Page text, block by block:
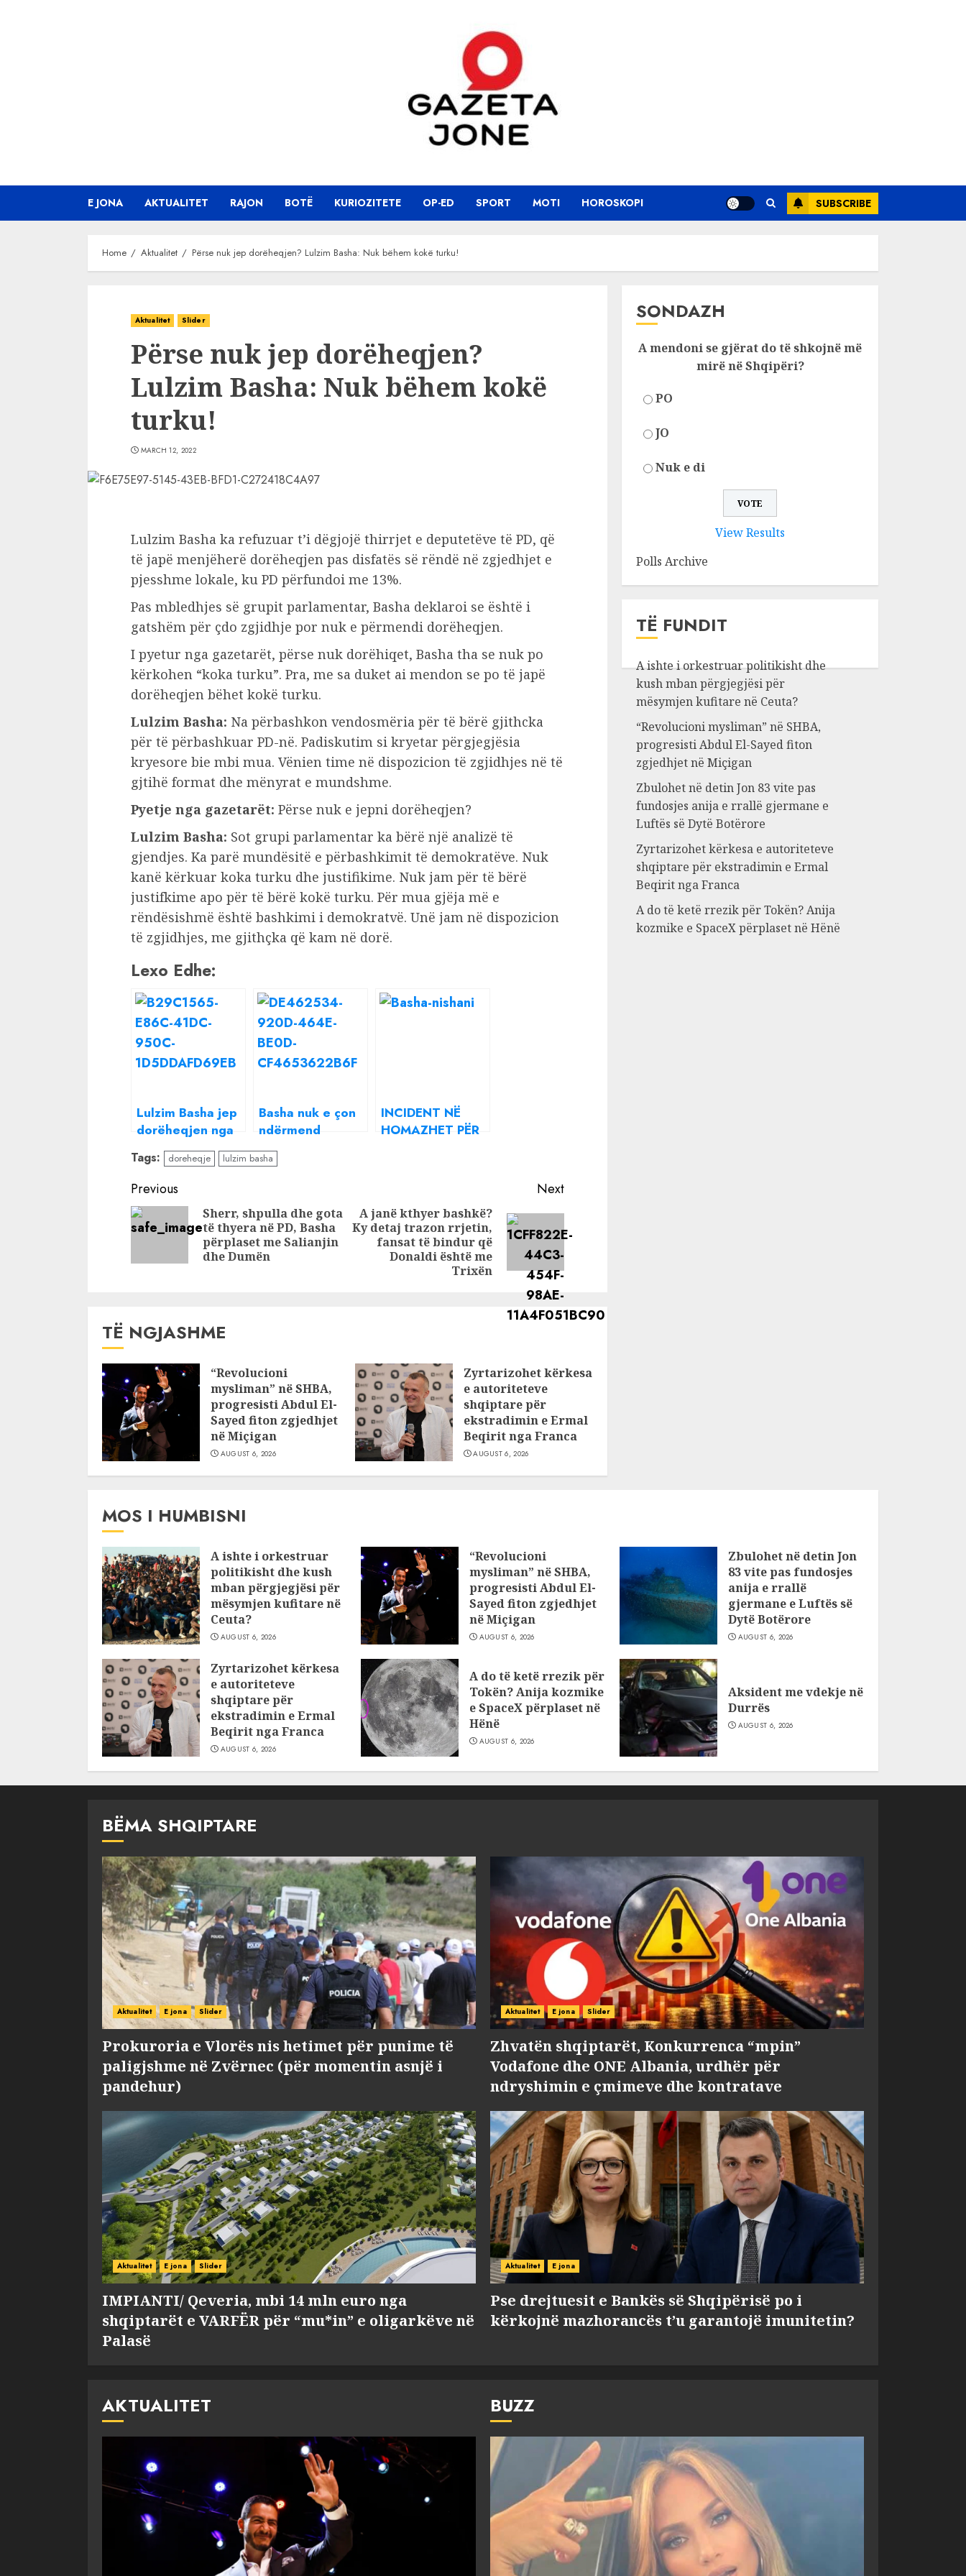
E JONA AKTUALITET RAJON BOTË KURIOZITETE OP-ED SPORT MOTI HOROSKOPI SUBSCRIBE
Home Aktualitet Përse nuk jep dorëheqjen? Lulzim Basha: Nuk bëhem kokë turku!
Aktualitet Slider
Përse nuk jep dorëheqjen?
Lulzim Basha: Nuk bëhem kokë
turku!
MARCH 12, 2022
Lulzim Basha ka refuzuar t’i dëgjojë thirrjet e deputetëve të PD, që
të japë menjëherë dorëheqjen pas disfatës së rëndë në zgjedhjet e
pjesshme lokale, ku PD përfundoi me 13%.
Pas mbledhjes së grupit parlamentar, Basha deklaroi se është i
gatshëm për çdo zgjidhje por nuk e përmendi dorëheqjen.
I pyetur nga gazetarët, përse nuk dorëhiqet, Basha tha se nuk po
kërkohen “koka turku”. Pra, me sa duket ai mendon se po të japë
dorëheqjen bëhet kokë turku.
Lulzim Basha: Na përbashkon vendosmëria për të bërë gjithcka
për të përbashkuar PD-në. Padiskutim si kryetar përgjegjësia
kryesore bie mbi mua. Vënien time në dispozicion të zgjidhjes në të
gjtihë format dhe mënyrat e mundshme.
Pyetje nga gazetarët: Përse nuk e jepni dorëheqjen?
Lulzim Basha: Sot grupi parlamentar ka bërë një analizë të
gjendjes. Ka parë mundësitë e përbashkimit të demokratëve. Nuk
kanë kërkuar koka turku dhe justifikime. Nuk jam për të bërë
justifkime apo për të bërë kokë turku. Për mua gjëja më e
rëndësishmë është bashkimi i demokratvë. Unë jam në dispozicion
të zgjidhjes, me gjithçka që kam në dorë.
Lexo Edhe:
Lulzim Basha jep
dorëheqjen nga
drejtimi i PD
Basha nuk e çon
ndërmend
dorëheqjen, e
bën të qartë para
Përgjegjësia bie
mbi të gjithë
INCIDENT NË
HOMAZHET PËR
(VIDEO)
Tags: doreheqje lulzim basha
Continue
Reading
Previous
Previous
Sherr, shpulla dhe gota
të thyera në PD, Basha
përplaset me Salianjin
dhe Dumën
Next
Next
A janë kthyer bashkë?
Ky detaj trazon rrjetin,
fansat të bindur që
Donaldi është me
Trixën
TË NGJASHME
“Revolucioni
mysliman” në SHBA,
progresisti Abdul El-
Sayed fiton zgjedhjet
në Miçigan
AUGUST 6, 2026
Zyrtarizohet kërkesa
e autoriteteve
shqiptare për
ekstradimin e Ermal
Beqirit nga Franca
AUGUST 6, 2026
SONDAZH
A mendoni se gjërat do të shkojnë më
mirë në Shqipëri?
PO
JO
Nuk e di
View Results
Polls Archive
TË FUNDIT
A ishte i orkestruar politikisht dhe
kush mban përgjegjësi për
mësymjen kufitare në Ceuta?
“Revolucioni mysliman” në SHBA,
progresisti Abdul El-Sayed fiton
zgjedhjet në Miçigan
Zbulohet në detin Jon 83 vite pas
fundosjes anija e rrallë gjermane e
Luftës së Dytë Botërore
Zyrtarizohet kërkesa e autoriteteve
shqiptare për ekstradimin e Ermal
Beqirit nga Franca
A do të ketë rrezik për Tokën? Anija
kozmike e SpaceX përplaset në Hënë
MOS I HUMBISNI
A ishte i orkestruar
politikisht dhe kush
mban përgjegjësi për
mësymjen kufitare në
Ceuta?
AUGUST 6, 2026
“Revolucioni
mysliman” në SHBA,
progresisti Abdul El-
Sayed fiton zgjedhjet
në Miçigan
AUGUST 6, 2026
Zbulohet në detin Jon
83 vite pas fundosjes
anija e rrallë
gjermane e Luftës së
Dytë Botërore
AUGUST 6, 2026
Zyrtarizohet kërkesa
e autoriteteve
shqiptare për
ekstradimin e Ermal
Beqirit nga Franca
AUGUST 6, 2026
A do të ketë rrezik për
Tokën? Anija kozmike
e SpaceX përplaset në
Hënë
AUGUST 6, 2026
Aksident me vdekje në
Durrës
AUGUST 6, 2026
BËMA SHQIPTARE
Aktualitet E jona Slider
Prokuroria e Vlorës nis hetimet për punime të
paligjshme në Zvërnec (për momentin asnjë i
pandehur)
Aktualitet E jona Slider
Zhvatën shqiptarët, Konkurrenca “mpin”
Vodafone dhe ONE Albania, urdhër për
ndryshimin e çmimeve dhe kontratave
Aktualitet E jona Slider
IMPIANTI/ Qeveria, mbi 14 mln euro nga
shqiptarët e VARFËR për “mu*in” e oligarkëve në
Palasë
Aktualitet E jona
Pse drejtuesit e Bankës së Shqipërisë po i
kërkojnë mazhorancës t’u garantojë imunitetin?
AKTUALITET BUZZ